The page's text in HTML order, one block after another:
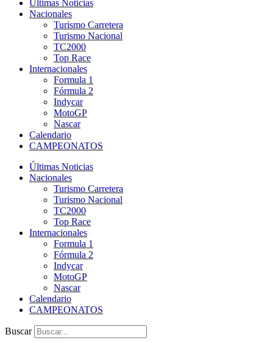
Últimas Noticias
Nacionales
Turismo Carretera
Turismo Nacional
TC2000
Top Race
Internacionales
Formula 1
Fórmula 2
Indycar
MotoGP
Nascar
Calendario
CAMPEONATOS
Últimas Noticias
Nacionales
Turismo Carretera
Turismo Nacional
TC2000
Top Race
Internacionales
Formula 1
Fórmula 2
Indycar
MotoGP
Nascar
Calendario
CAMPEONATOS
Buscar